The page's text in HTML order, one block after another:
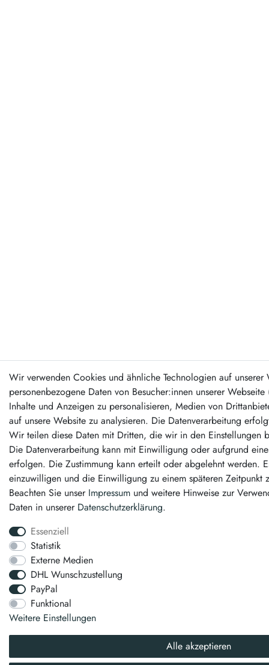
Wir verwenden Cookies und ähnliche Technologien auf unserer
personenbezogene Daten von Besucher:innen unserer
Inhalte und Anzeigen zu personalisieren, Medien von
auf unsere Website zu analysieren. Die Datenverarbeitung
Wir teilen diese Daten mit Dritten, die wir in den Einstellungen
Die Datenverarbeitung kann mit Einwilligung oder aufgrund
erfolgen. Die Zustimmung kann erteilt oder abgelehnt werden.
einzuwilligen und die Einwilligung zu einem späteren Zeitpunkt
Beachten Sie unser Impressum und weitere Hinweise zur
Daten in unserer Daten­schutz­erklärung.
Essenziell
Statistik
Externe Medien
DHL Wunschzustellung
PayPal
Funktional
Weitere Einstellungen
Alle akzeptieren